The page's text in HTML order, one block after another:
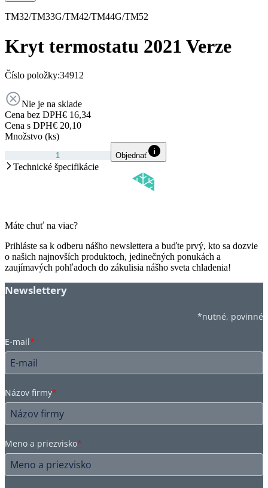
TM32/TM33G/TM42/TM44G/TM52
Kryt termostatu 2021 Verze
Číslo položky:34912
Nie je na sklade
Cena bez DPH€ 16,34
Cena s DPH€ 20,10
Množstvo (ks)
Objednať
Technické špecifikácie
Máte chuť na viac?
Prihláste sa k odberu nášho newslettera a buďte prvý, kto sa dozvie
o našich najnovších produktoch, jedinečných ponukách a
zaujímavých pohľadoch do zákulisia nášho sveta chladenia!
Newslettery
*nutné, povinné
E-mail*
Názov firmy*
Meno a priezvisko*